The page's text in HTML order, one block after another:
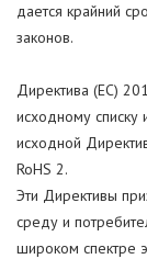
дается крайний
законов.
Директива (ЕС)
исходному списку
исходной
RoHS 2.
Эти Директивы
среду и
широком спектре